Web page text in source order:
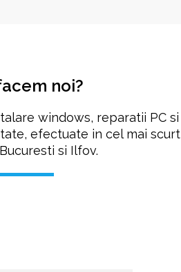
noi?
windows, reparatii PC si
efectuate in cel mai scurt
si Ilfov.